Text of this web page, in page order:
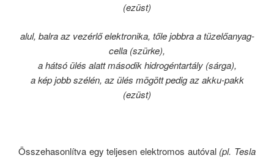
(ezüst)
alul, balra az vezérlő elektronika, tőle jobbra a tüzelőanyag-
cella (szürke),
a hátsó ülés alatt második hidrogéntartály (sárga),
a kép jobb szélén, az ülés mögött pedig az akku-pakk
(ezüst)
Összehasonlítva egy teljesen elektromos autóval (pl. Tesla